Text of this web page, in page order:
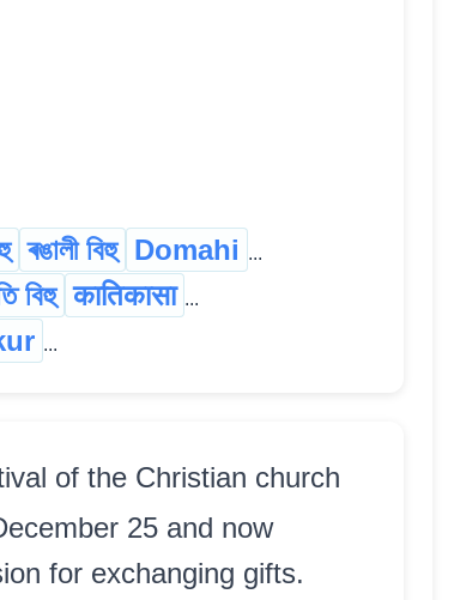
ৰঙালী বিহু Domahi ...
বিহু कातिकासा ...
...
of the Christian church
25 and now
for exchanging gifts.